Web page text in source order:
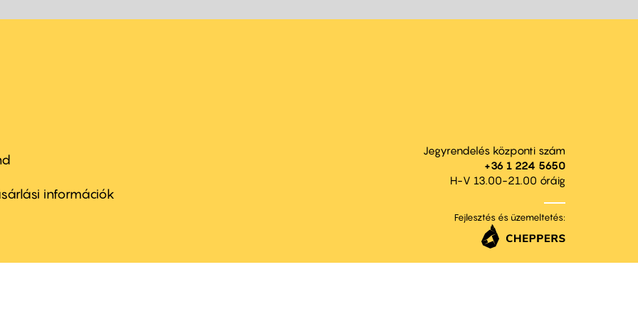
információk
Jegyrendelés központi szám
+36 1 224 5650
H-V 13.00-21.00 óráig
Fejlesztés és üzemeltetés: